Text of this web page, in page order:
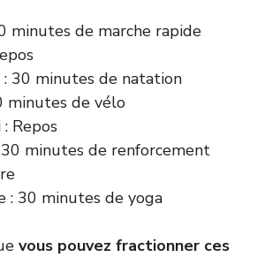
minutes de marche rapide
: 30 minutes de natation
minutes de vélo
Repos
30 minutes de renforcement
: 30 minutes de yoga
vous pouvez fractionner ces